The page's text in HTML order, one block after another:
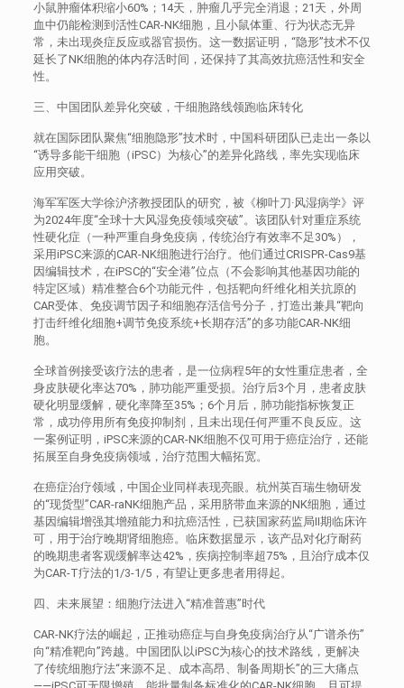
小鼠肿瘤体积缩小60%；14天，肿瘤几乎完全消退；21天，外周
血中仍能检测到活性CAR-NK细胞，且小鼠体重、行为状态无异
常，未出现炎症反应或器官损伤。这一数据证明，“隐形”技术不仅
延长了NK细胞的体内存活时间，还保持了其高效抗癌活性和安全
性。
三、中国团队差异化突破，干细胞路线领跑临床转化
就在国际团队聚焦“细胞隐形”技术时，中国科研团队已走出一条以
“诱导多能干细胞（iPSC）为核心”的差异化路线，率先实现临床
应用突破。
海军军医大学徐沪济教授团队的研究，被《柳叶刀·风湿病学》评
为2024年度“全球十大风湿免疫领域突破”。该团队针对重症系统
性硬化症（一种严重自身免疫病，传统治疗有效率不足30%），
采用iPSC来源的CAR-NK细胞进行治疗。他们通过CRISPR-Cas9基
因编辑技术，在iPSC的“安全港”位点（不会影响其他基因功能的
特定区域）精准整合6个功能元件，包括靶向纤维化相关抗原的
CAR受体、免疫调节因子和细胞存活信号分子，打造出兼具“靶向
打击纤维化细胞+调节免疫系统+长期存活”的多功能CAR-NK细
胞。
全球首例接受该疗法的患者，是一位病程5年的女性重症患者，全
身皮肤硬化率达70%，肺功能严重受损。治疗后3个月，患者皮肤
硬化明显缓解，硬化率降至35%；6个月后，肺功能指标恢复正
常，成功停用所有免疫抑制剂，且未出现任何严重不良反应。这
一案例证明，iPSC来源的CAR-NK细胞不仅可用于癌症治疗，还能
拓展至自身免疫病领域，治疗范围大幅拓宽。
在癌症治疗领域，中国企业同样表现亮眼。杭州英百瑞生物研发
的“现货型”CAR-raNK细胞产品，采用脐带血来源的NK细胞，通过
基因编辑增强其增殖能力和抗癌活性，已获国家药监局II期临床许
可，用于治疗晚期肾细胞癌。临床数据显示，该产品对化疗耐药
的晚期患者客观缓解率达42%，疾病控制率超75%，且治疗成本仅
为CAR-T疗法的1/3-1/5，有望让更多患者用得起。
四、未来展望：细胞疗法进入“精准普惠”时代
CAR-NK疗法的崛起，正推动癌症与自身免疫病治疗从“广谱杀伤”
向“精准靶向”跨越。中国团队以iPSC为核心的技术路线，更解决
了传统细胞疗法“来源不足、成本高昂、制备周期长”的三大痛点